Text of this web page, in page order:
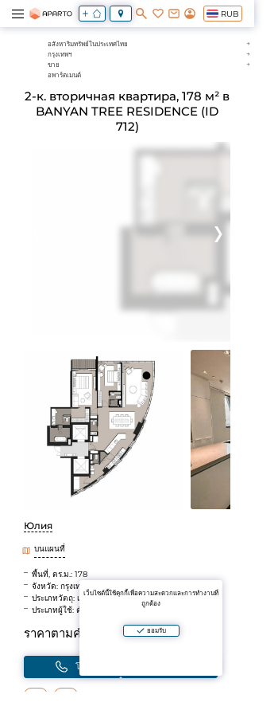
RUB
อสังหาริมทรัพย์ในประเทศไทย
กรุงเทพฯ
ขาย
อพาร์ตเมนต์
2-к. вторичная квартира, 178 м² в
BANYAN TREE RESIDENCE (ID
712)
Юлия
บนแผนที่
พื้นที่, ตร.ม.: 178
จังหวัด: กรุงเทพ
ประเภทวัตถุ: เกิดเหตุที่สอง
ประเภทผู้ใช้: ตัวแทน
ราคาตามคำขอ
โทร
เว็บไซต์นี้ใช้คุกกี้เพื่อความสะดวกและการทำงานที่
ถูกต้อง
ยอมรับ